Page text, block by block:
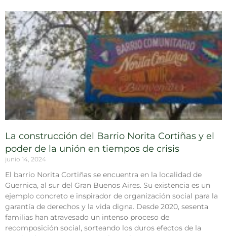
La construcción del Barrio Norita Cortiñas y el
poder de la unión en tiempos de crisis
junio 14, 2024
El barrio Norita Cortiñas se encuentra en la localidad de
Guernica, al sur del Gran Buenos Aires. Su existencia es un
ejemplo concreto e inspirador de organización social para la
garantía de derechos y la vida digna. Desde 2020, sesenta
familias han atravesado un intenso proceso de
recomposición social, sorteando los duros efectos de la